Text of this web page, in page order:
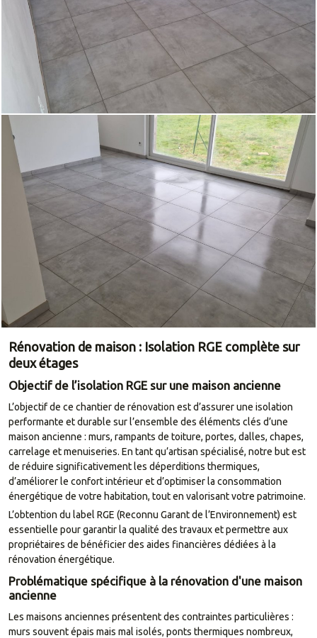
Rénovation de maison : Isolation RGE complète sur
deux étages
Objectif de l’isolation RGE sur une maison ancienne
L’objectif de ce chantier de rénovation est d’assurer une isolation
performante et durable sur l’ensemble des éléments clés d’une
maison ancienne : murs, rampants de toiture, portes, dalles, chapes,
carrelage et menuiseries. En tant qu’artisan spécialisé, notre but est
de réduire significativement les déperditions thermiques,
d’améliorer le confort intérieur et d’optimiser la consommation
énergétique de votre habitation, tout en valorisant votre patrimoine.
L’obtention du label RGE (Reconnu Garant de l’Environnement) est
essentielle pour garantir la qualité des travaux et permettre aux
propriétaires de bénéficier des aides financières dédiées à la
rénovation énergétique.
Problématique spécifique à la rénovation d'une maison
ancienne
Les maisons anciennes présentent des contraintes particulières :
murs souvent épais mais mal isolés, ponts thermiques nombreux,